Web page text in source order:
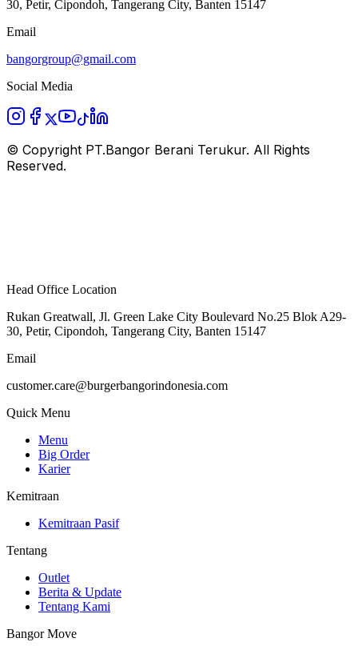
30, Petir, Cipondoh, Tangerang City, Banten 15147
Email
bangorgroup@gmail.com
Social Media
© Copyright PT.Bangor Berani Terukur. All Rights
Reserved.
Head Office Location
Rukan Greatwall, Jl. Green Lake City Boulevard No.25 Blok A29-
30, Petir, Cipondoh, Tangerang City, Banten 15147
Email
customer.care@burgerbangorindonesia.com
Quick Menu
Menu
Big Order
Karier
Kemitraan
Kemitraan Pasif
Tentang
Outlet
Berita & Update
Tentang Kami
Bangor Move